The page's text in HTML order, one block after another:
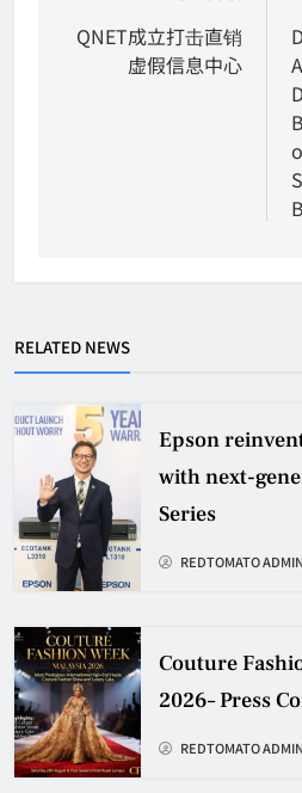
navigation
QNET成立打击直销
虚假信息中心
RELATED NEWS
Epson
with next-
Series
REDTOMATO ADMIN
Couture
2026– Press
REDTOMATO ADMIN